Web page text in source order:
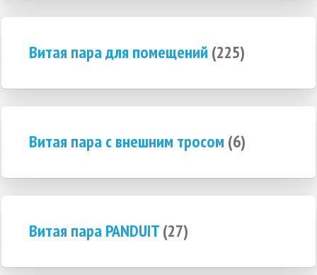
Витая пара для помещений (225)
Витая пара с внешним тросом (6)
Витая пара PANDUIT(27)